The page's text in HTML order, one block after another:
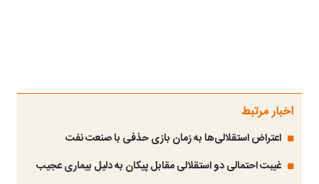
اخبار مرتبط
اعتراض استقلالی‌ها به زمان بازی حذفی با صنعت نفت
غیبت احتمالی دو استقلالی مقابل پیکان به دلیل بیماری عجیب